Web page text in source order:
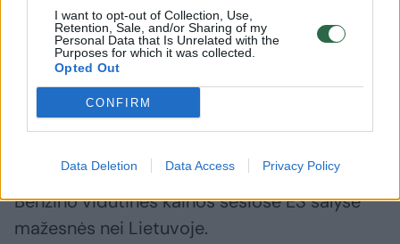
I want to opt-out of Collection, Use,
Retention, Sale, and/or Sharing of my
Personal Data that Is Unrelated with the
Purposes for which it was collected.
Opted Out
CONFIRM
Data Deletion Data Access Privacy Policy
Tarp ES šalių didžiausios benzino vidutinės
kainos yra Danijoje, Nyderlanduose ir
Graikijoje (1,73–1,94 Eur/l), mažiausios –
Benzino vidutinės kainos šešiose ES šalyse
mažesnės nei Lietuvoje.